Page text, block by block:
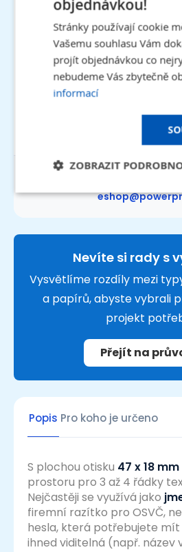
Zanechte
Prémiová kvalita
Nejmodernější technologie
Doprava zdarma
Při nákupu nad 1 500 Kč
Nevíte si rady s
Vysvětlíme rozdíly mezi
a papírů, abyste vybrali
projekt
Přejít na
Popis Pro koho je určeno
S plochou otisku 47 x 18 mm
prostoru pro 3 až 4 řádky
Nejčastěji se využívá jako
firemní razítko pro OSVČ,
hesla, která potřebujete
ihned viditelná (např. název
objednávkou!
Stránky používají cookie
Vašemu souhlasu Vám
projít objednávkou co
nebudeme Vás zbytečně
informací
ZOBRAZIT